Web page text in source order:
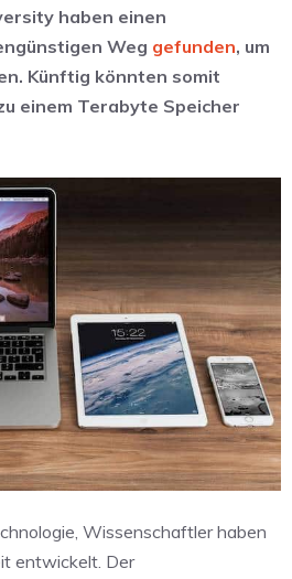
haben einen
Weg gefunden, um
Künftig könnten somit
einem Terabyte Speicher
Wissenschaftler haben
entwickelt. Der